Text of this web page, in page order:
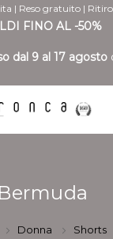
| Reso gratuito |
FINO AL -50%
dal 9 al 17 agosto
Bermuda
Donna Shorts